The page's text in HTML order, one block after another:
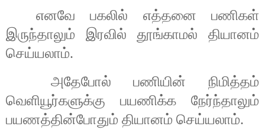
எனவே பகலில் எத்தனை பணிகள்
இருந்தாலும் இரவில் தூங்காமல் தியானம்
செய்யலாம்.
அதேபோல் பணியின் நிமித்தம்
வெளியூர்களுக்கு பயணிக்க நேர்ந்தாலும்
பயணத்தின்போதும் தியானம் செய்யலாம்.